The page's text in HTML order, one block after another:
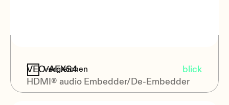
VEO-AEXS4
HDMI® audio Embedder/De-Embedder
blick
Vergleichen